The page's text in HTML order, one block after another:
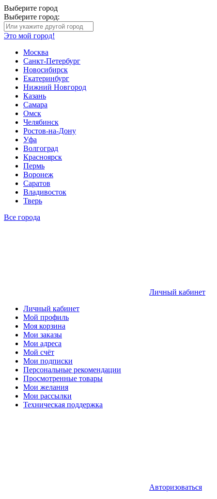
Выберите город
Выберите город:
Это мой город!
Москва
Санкт-Петербург
Новосибирск
Екатеринбург
Нижний Новгород
Казань
Самара
Омск
Челябинск
Ростов-на-Дону
Уфа
Волгоград
Красноярск
Пермь
Воронеж
Саратов
Владивосток
Тверь
Все города
Личный кабинет
Личный кабинет
Мой профиль
Моя корзина
Мои заказы
Мои адреса
Мой счёт
Мои подписки
Персональные рекомендации
Просмотренные товары
Мои желания
Мои рассылки
Техническая поддержка
Авторизоваться